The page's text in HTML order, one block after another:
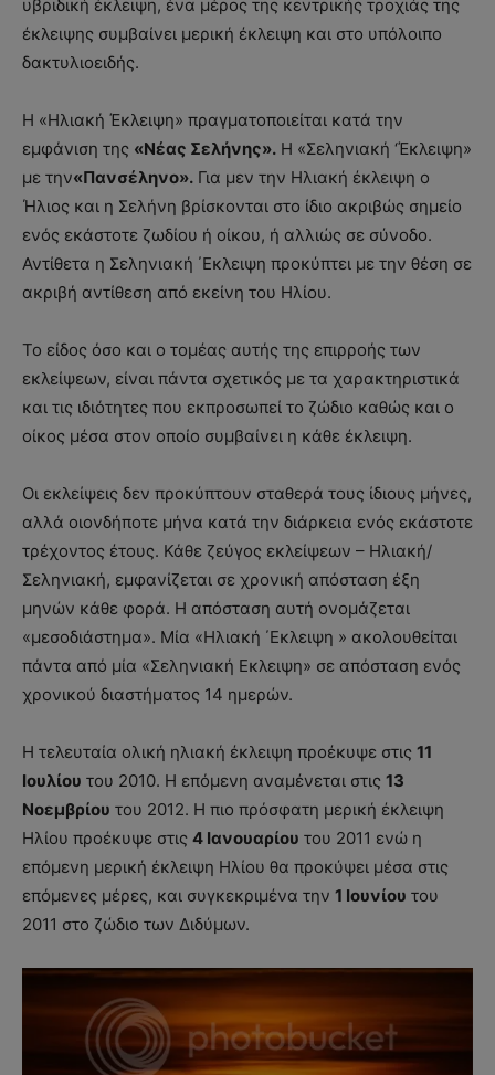
υβριδική έκλειψη, ένα μέρος της κεντρικής τροχιάς της
έκλειψης συμβαίνει μερική έκλειψη και στο υπόλοιπο
δακτυλιοειδής.
Η «Ηλιακή Έκλειψη» πραγματοποιείται κατά την
εμφάνιση της «Νέας Σελήνης». Η «Σεληνιακή ‘Έκλειψη»
με την«Πανσέληνο». Για μεν την Ηλιακή έκλειψη ο
Ήλιος και η Σελήνη βρίσκονται στο ίδιο ακριβώς σημείο
ενός εκάστοτε ζωδίου ή οίκου, ή αλλιώς σε σύνοδο.
Αντίθετα η Σεληνιακή ΄Εκλειψη προκύπτει με την θέση σε
ακριβή αντίθεση από εκείνη του Ηλίου.
Το είδος όσο και ο τομέας αυτής της επιρροής των
εκλείψεων, είναι πάντα σχετικός με τα χαρακτηριστικά
και τις ιδιότητες που εκπροσωπεί το ζώδιο καθώς και ο
οίκος μέσα στον οποίο συμβαίνει η κάθε έκλειψη.
Οι εκλείψεις δεν προκύπτουν σταθερά τους ίδιους μήνες,
αλλά οιονδήποτε μήνα κατά την διάρκεια ενός εκάστοτε
τρέχοντος έτους. Κάθε ζεύγος εκλείψεων – Ηλιακή/
Σεληνιακή, εμφανίζεται σε χρονική απόσταση έξη
μηνών κάθε φορά. Η απόσταση αυτή ονομάζεται
«μεσοδιάστημα». Μία «Ηλιακή ΄Εκλειψη » ακολουθείται
πάντα από μία «Σεληνιακή Εκλειψη» σε απόσταση ενός
χρονικού διαστήματος 14 ημερών.
Η τελευταία ολική ηλιακή έκλειψη προέκυψε στις 11
Ιουλίου του 2010. Η επόμενη αναμένεται στις 13
Νοεμβρίου του 2012. Η πιο πρόσφατη μερική έκλειψη
Ηλίου προέκυψε στις 4 Ιανουαρίου του 2011 ενώ η
επόμενη μερική έκλειψη Ηλίου θα προκύψει μέσα στις
επόμενες μέρες, και συγκεκριμένα την 1 Ιουνίου του
2011 στο ζώδιο των Διδύμων.